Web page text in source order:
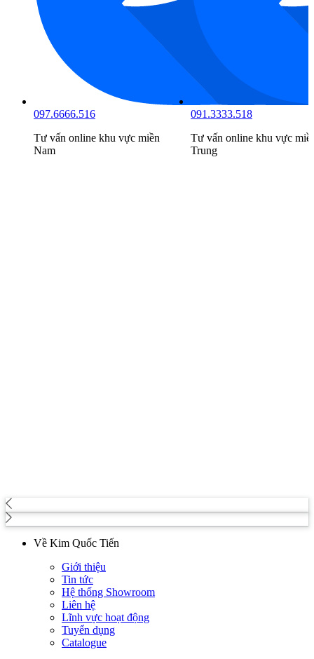
097.6666.516
Tư vấn online khu vực miền
Nam
091.3333.518
Tư vấn online khu vực
Trung
Về Kim Quốc Tiến
Giới thiệu
Tin tức
Hệ thống Showroom
Liên hệ
Lĩnh vực hoạt động
Tuyển dụng
Catalogue